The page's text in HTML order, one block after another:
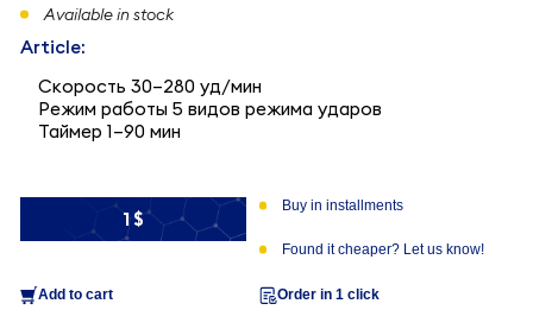
Available in stock
Article:
Скорость 30–280 уд/мин
Режим работы 5 видов режима ударов
Таймер 1–90 мин
1 $
Buy in installments
Found it cheaper? Let us know!
Add to cart Order in 1 click